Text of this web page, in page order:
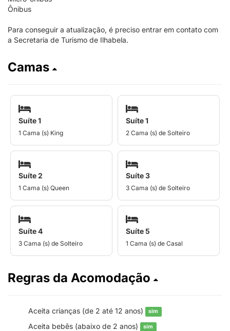
Ônibus
Para conseguir a atualização, é preciso entrar em contato com
a Secretaria de Turismo de Ilhabela.
Camas
Suíte 1
1 Cama (s) King
Suíte 1
2 Cama (s) de Solteiro
Suíte 2
1 Cama (s) Queen
Suíte 3
3 Cama (s) de Solteiro
Suíte 4
3 Cama (s) de Solteiro
Suíte 5
1 Cama (s) de Casal
Regras da Acomodação
Aceita crianças (de 2 até 12 anos) sim
Aceita bebês (abaixo de 2 anos) sim